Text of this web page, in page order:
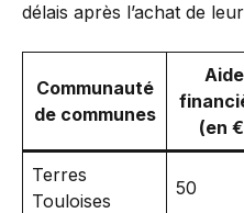
délais après l’achat de
Communauté
de communes
Aide
(en
Terres
Touloises
50